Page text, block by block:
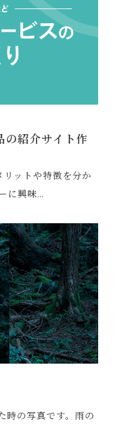
紹介サイト作
ットや特徴を分か
に興味…
時の写真です。雨の